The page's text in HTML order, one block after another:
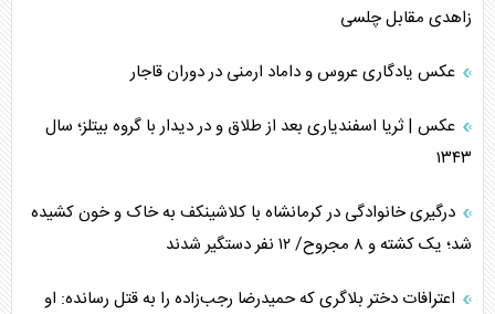
زاهدی مقابل چلسی
عکس یادگاری عروس و داماد ارمنی در دوران قاجار
عکس | ثریا اسفندیاری بعد از طلاق و در دیدار با گروه بیتلز؛ سال
۱۳۴۳
درگیری خانوادگی در کرمانشاه با کلاشینکف به خاک و خون کشیده
شد؛ یک کشته و ۸ مجروح/ ۱۲ نفر دستگیر شدند
اعترافات دختر بلاگری که حمیدرضا رجب‌زاده را به قتل رسانده: او